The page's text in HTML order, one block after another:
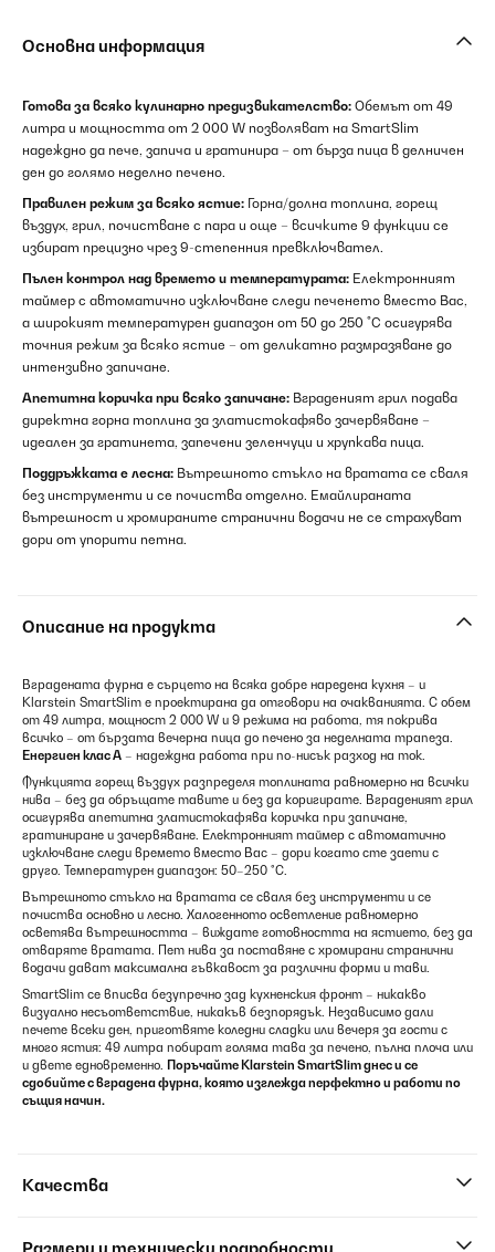
Основна информация
Готова за всяко кулинарно предизвикателство: Обемът от 49
литра и мощността от 2 000 W позволяват на SmartSlim
надеждно да пече, запича и гратинира – от бърза пица в делничен
ден до голямо неделно печено.
Правилен режим за всяко ястие: Горна/долна топлина, горещ
въздух, грил, почистване с пара и още – всичките 9 функции се
избират прецизно чрез 9-степенния превключвател.
Пълен контрол над времето и температурата: Електронният
таймер с автоматично изключване следи печенето вместо Вас,
а широкият температурен диапазон от 50 до 250 °C осигурява
точния режим за всяко ястие – от деликатно размразяване до
интензивно запичане.
Апетитна коричка при всяко запичане: Вграденият грил подава
директна горна топлина за златистокафяво зачервяване –
идеален за гратинета, запечени зеленчуци и хрупкава пица.
Поддръжката е лесна: Вътрешното стъкло на вратата се сваля
без инструменти и се почиства отделно. Емайлираната
вътрешност и хромираните странични водачи не се страхуват
дори от упорити петна.
Описание на продукта
Вградената фурна е сърцето на всяка добре наредена кухня – и
Klarstein SmartSlim е проектирана да отговори на очакванията. С обем
от 49 литра, мощност 2 000 W и 9 режима на работа, тя покрива
всичко – от бързата вечерна пица до печено за неделната трапеза.
Енергиен клас А – надеждна работа при по-нисък разход на ток.
Функцията горещ въздух разпределя топлината равномерно на всички
нива – без да обръщате тавите и без да коригирате. Вграденият грил
осигурява апетитна златистокафява коричка при запичане,
гратиниране и зачервяване. Електронният таймер с автоматично
изключване следи времето вместо Вас – дори когато сте заети с
друго. Температурен диапазон: 50–250 °C.
Вътрешното стъкло на вратата се сваля без инструменти и се
почиства основно и лесно. Халогенното осветление равномерно
осветява вътрешността – виждате готовността на ястието, без да
отваряте вратата. Пет нива за поставяне с хромирани странични
водачи дават максимална гъвкавост за различни форми и тави.
SmartSlim се вписва безупречно зад кухненския фронт – никакво
визуално несъответствие, никакъв безпорядък. Независимо дали
печете всеки ден, приготвяте коледни сладки или вечеря за гости с
много ястия: 49 литра побират голяма тава за печено, пълна плоча или
и двете едновременно. Поръчайте Klarstein SmartSlim днес и се
сдобийте с вградена фурна, която изглежда перфектно и работи по
същия начин.
Качества
Размери и технически подробности